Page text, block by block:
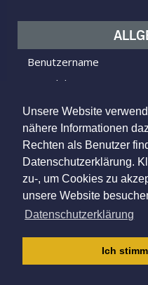
Unsere Website
nähere Informationen
Rechten als Benutzer
Datenschutzerklärung.
zu-, um Cookies zu
unsere Website
Datenschutzerklärung
Ich
Benutzername
Ich bin
Ich suche
Alter
Wohnort
|AGB|